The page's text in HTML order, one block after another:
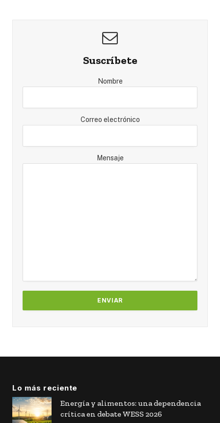
Suscríbete
Nombre
Correo electrónico
Mensaje
Lo más reciente
Energía y alimentos: una dependencia
crítica en debate WESS 2026